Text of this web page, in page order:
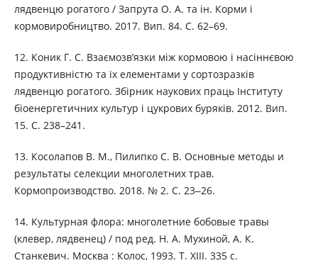
лядвенцю рогатого / Запрута О. А. та ін. Корми і
кормовиробництво. 2017. Вип. 84. С. 62–69.
12. Коник Г. С. Взаємозв’язки між кормовою і насіннєвою
продуктивністю та їх елементами у сортозразків
лядвенцю рогатого. Збірник наукових праць Інституту
біоенергетичних культур і цукрових буряків. 2012. Вип.
15. С. 238–241.
13. Косолапов В. М., Пилипко С. В. Основные методы и
результаты селекции многолетних трав.
Кормопроизводство. 2018. № 2. С. 23‒26.
14. Культурная флора: многолетние бобовые травы
(клевер, лядвенец) / под ред. Н. А. Мухиной, А. К.
Станкевич. Москва : Колос, 1993. Т. ХІІІ. 335 с.